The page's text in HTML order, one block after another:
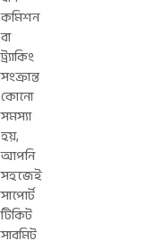
কমিশন
বা
ট্র্যাকিং
সংক্রান্ত
কোনো
সমস্যা
হয়,
আপনি
সহজেই
সাপোর্ট
টিকিট
সাবমিট